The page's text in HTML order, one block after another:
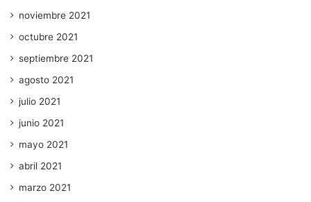
noviembre 2021
octubre 2021
septiembre 2021
agosto 2021
julio 2021
junio 2021
mayo 2021
abril 2021
marzo 2021